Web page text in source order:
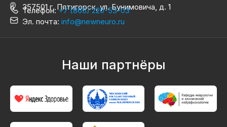
357501 г. Пятигорск, ул. Бунимовича, д. 1
Телефон:+7 (865) 220-53-03
Эл. почта: info@newneuro.ru
Наши партнёры